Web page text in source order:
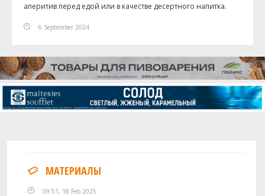
аперитив перед едой или в качестве десертного напитка.
6 September 2024
МАТЕРИАЛЫ
09:51, 18 Feb 2025